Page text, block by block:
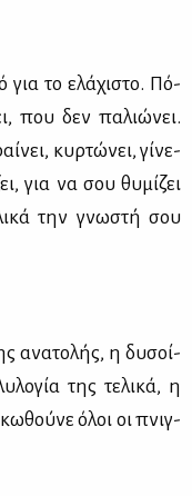
για το ελά­χι­στο. Πό­
που δεν πα­λιώ­νει.
κυρ­τώ­νει, γί­νε­
για να σου θυ­μί­ζει
την γνω­στή σου
ανα­το­λής, η δυ­σοί­
της τε­λι­κά, η
όλοι οι πνιγ­